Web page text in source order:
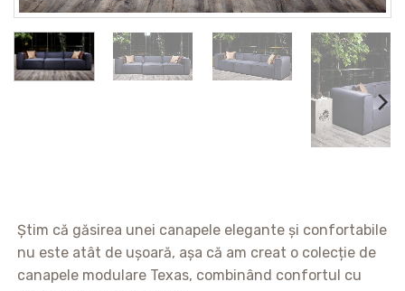
Știm că găsirea unei canapele elegante și confortabile
nu este atât de ușoară, așa că am creat o colecție de
canapele modulare Texas, combinând confortul cu